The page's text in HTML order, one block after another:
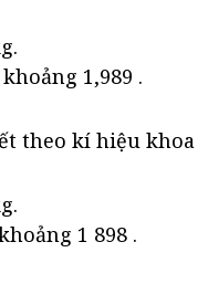
1,989 .
theo kí hiệu khoa
1 898 .